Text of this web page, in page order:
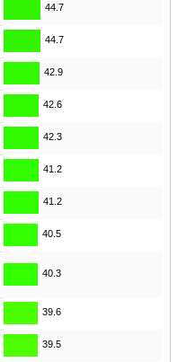
44.7
44.7
42.9
42.6
42.3
41.2
41.2
40.5
40.3
39.6
39.5